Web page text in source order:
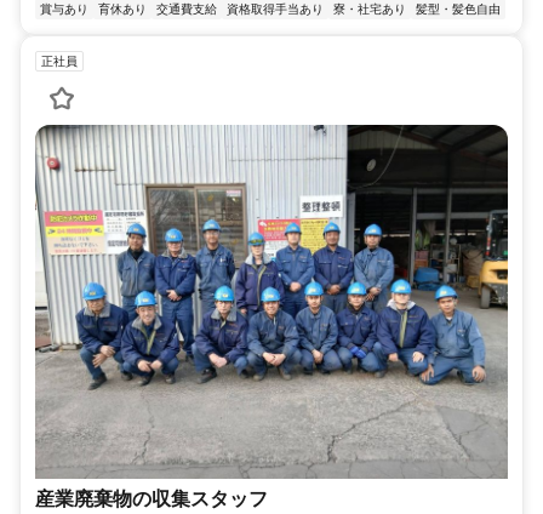
賞与あり
育休あり 交通費支給 資格取得手当あり 寮・社宅あり 髪型・髪色自由
正社員
産業廃棄物の収集スタッフ